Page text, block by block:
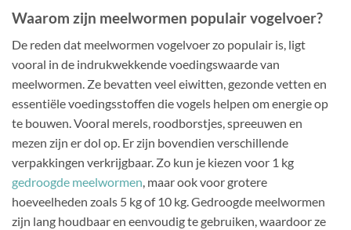
Waarom zijn meelwormen populair vogelvoer?
De reden dat meelwormen vogelvoer zo populair is, ligt
vooral in de indrukwekkende voedingswaarde van
meelwormen. Ze bevatten veel eiwitten, gezonde vetten en
essentiële voedingsstoffen die vogels helpen om energie op
te bouwen. Vooral merels, roodborstjes, spreeuwen en
mezen zijn er dol op. Er zijn bovendien verschillende
verpakkingen verkrijgbaar. Zo kun je kiezen voor 1 kg
gedroogde meelwormen, maar ook voor grotere
hoeveelheden zoals 5 kg of 10 kg. Gedroogde meelwormen
zijn lang houdbaar en eenvoudig te gebruiken, waardoor ze